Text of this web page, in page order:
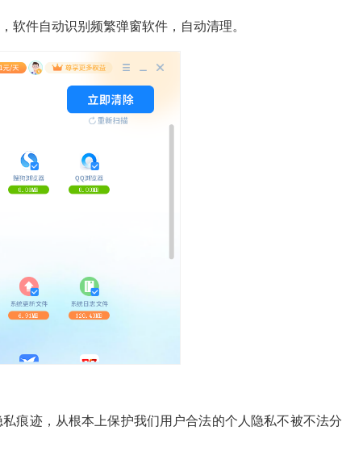
件自动识别频繁弹窗软件，自动清理。
迹，从根本上保护我们用户合法的个人隐私不被不法分